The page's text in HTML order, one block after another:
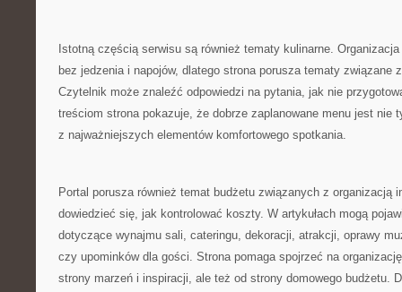
Istotną częścią serwisu są również tematy kulinarne.
bez jedzenia i napojów, dlatego strona porusza tematy związane
Czytelnik może znaleźć odpowiedzi na pytania, jak nie
treściom strona pokazuje, że dobrze zaplanowane menu jest nie
z najważniejszych elementów komfortowego spotkania.
Portal porusza również temat budżetu związanych z organizacją
dowiedzieć się, jak kontrolować koszty. W artykułach mogą
dotyczące wynajmu sali, cateringu, dekoracji, atrakcji, oprawy
czy upominków dla gości. Strona pomaga spojrzeć na
strony marzeń i inspiracji, ale też od strony domowego budżetu.